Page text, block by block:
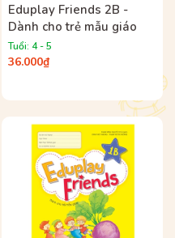
Eduplay Friends 2B -
Dành cho trẻ mẫu giáo
Tuổi: 4 - 5
36.000₫